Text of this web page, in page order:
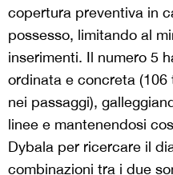
copertura preventiva in
possesso, limitando al
inserimenti. Il numero 5
ordinata e concreta
nei passaggi),
linee e mantenendosi
Dybala per ricercare il
combinazioni tra i due